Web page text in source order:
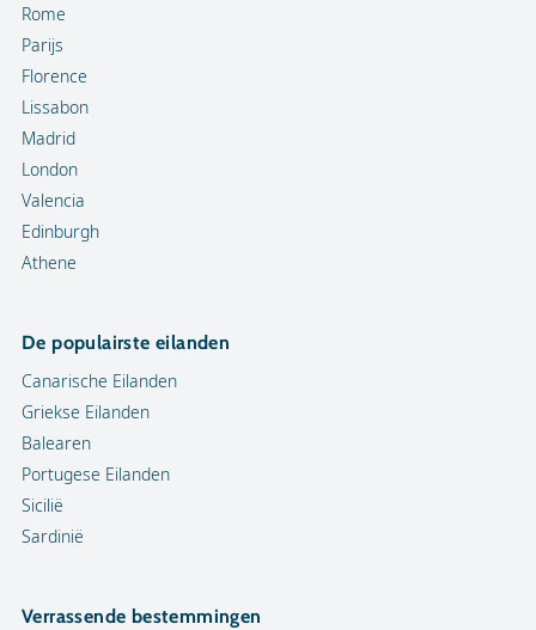
Rome
Parijs
Florence
Lissabon
Madrid
London
Valencia
Edinburgh
Athene
De populairste eilanden
Canarische Eilanden
Griekse Eilanden
Balearen
Portugese Eilanden
Sicilië
Sardinië
Verrassende bestemmingen